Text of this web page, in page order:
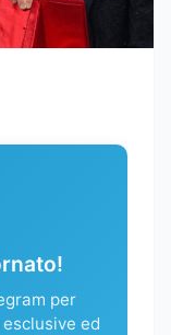
per
ed